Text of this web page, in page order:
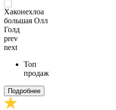
prev
next
Топ
продаж
Подробнее